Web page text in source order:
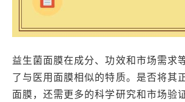
益生菌面膜在成分、功效和市场需求
了与医用面膜相似的特质。是否将其
面膜，还需更多的科学研究和市场验